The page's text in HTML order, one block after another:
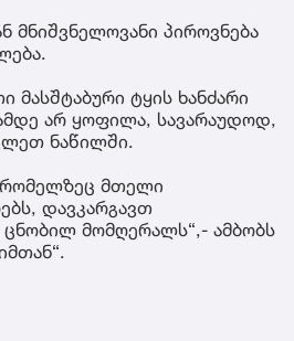
მნიშვნელოვანი პიროვნება
მასშტაბური ტყის ხანძარი
არ ყოფილა, სავარაუდოდ,
ნაწილში.
მთელი
დავკარგავთ
ცნობილ მომღერალს“,- ამბობს